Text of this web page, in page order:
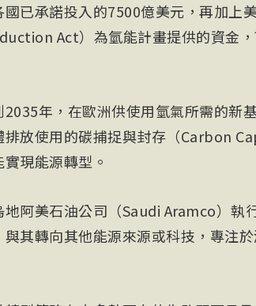
已承諾投入的7500億美元，再加上
Act）為氫能計畫提供的資金
年，在歐洲供使用氫氣所需的新
放使用的碳捕捉與封存（Carbon
現能源轉型。
阿美石油公司（Saudi Aramco）執
其轉向其他能源來源或科技，專注